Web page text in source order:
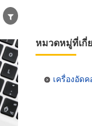
หมวดหมู่ที่เกี่
เครื่องอัด